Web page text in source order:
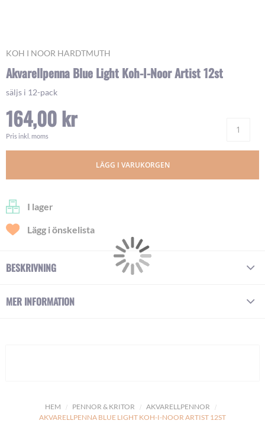
HEM PENNOR & KRITOR
AKVARELLPENNOR
AKVARELLPENNA BLUE LIGHT KOH-I-NOOR ARTIST 12ST
KOH I NOOR HARDTMUTH
Akvarellpenna Blue Light Koh-I-Noor Artist 12st
säljs i 12-pack
164,00 kr
Pris inkl. moms
LÄGG I VARUKORGEN
I lager
Lägg i önskelista
Skip
the
of
the
images
gallery
BESKRIVNING
MER INFORMATION